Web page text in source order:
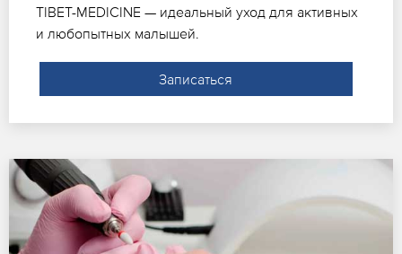
TIBET-MEDICINE — идеальный уход для активных
и любопытных малышей.
Записаться